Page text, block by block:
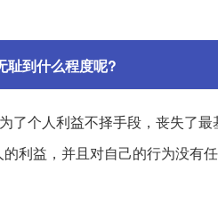
耻到什么程度呢?
了个人利益不择手段，丧失了
利益，并且对自己的行为没有